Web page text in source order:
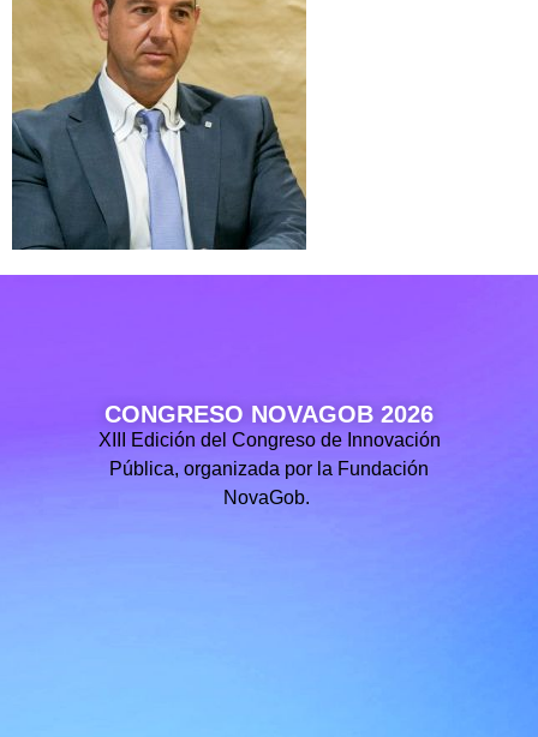
CONGRESO NOVAGOB 2026
XIII Edición del Congreso de Innovación
Pública, organizada por la Fundación
NovaGob.